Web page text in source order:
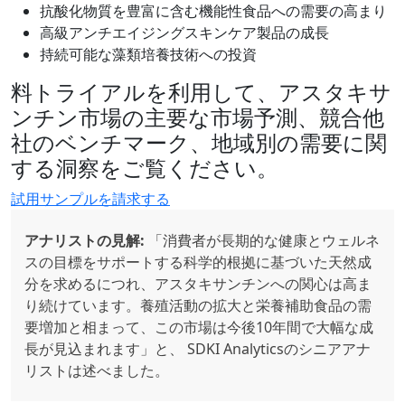
抗酸化物質を豊富に含む機能性食品への需要の高まり
高級アンチエイジングスキンケア製品の成長
持続可能な藻類培養技術への投資
料トライアルを利用して、アスタキサ
ンチン市場の主要な市場予測、競合他
社のベンチマーク、地域別の需要に関
する洞察をご覧ください。
試用サンプルを請求する
アナリストの見解: 「消費者が長期的な健康とウェルネ
スの目標をサポートする科学的根拠に基づいた天然成
分を求めるにつれ、アスタキサンチンへの関心は高ま
り続けています。養殖活動の拡大と栄養補助食品の需
要増加と相まって、この市場は今後10年間で大幅な成
長が見込まれます」と、 SDKI Analyticsのシニアアナ
リストは述べました。